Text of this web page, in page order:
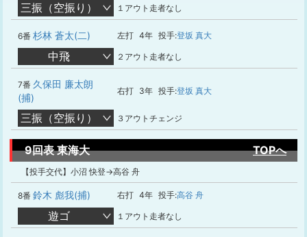
三振（空振り） １アウト走者なし
6番 杉林 蒼太(二) 左打 4年 投手:登坂 真大
中飛 ２アウト走者なし
7番 久保田 廉太朗
(捕)
右打 3年 投手:登坂 真大
三振（空振り） ３アウトチェンジ
9回表 東海大 TOPへ
【投手交代】小沼 快登→高谷 舟
8番 鈴木 彪我(捕) 右打 4年 投手:高谷 舟
遊ゴ １アウト走者なし